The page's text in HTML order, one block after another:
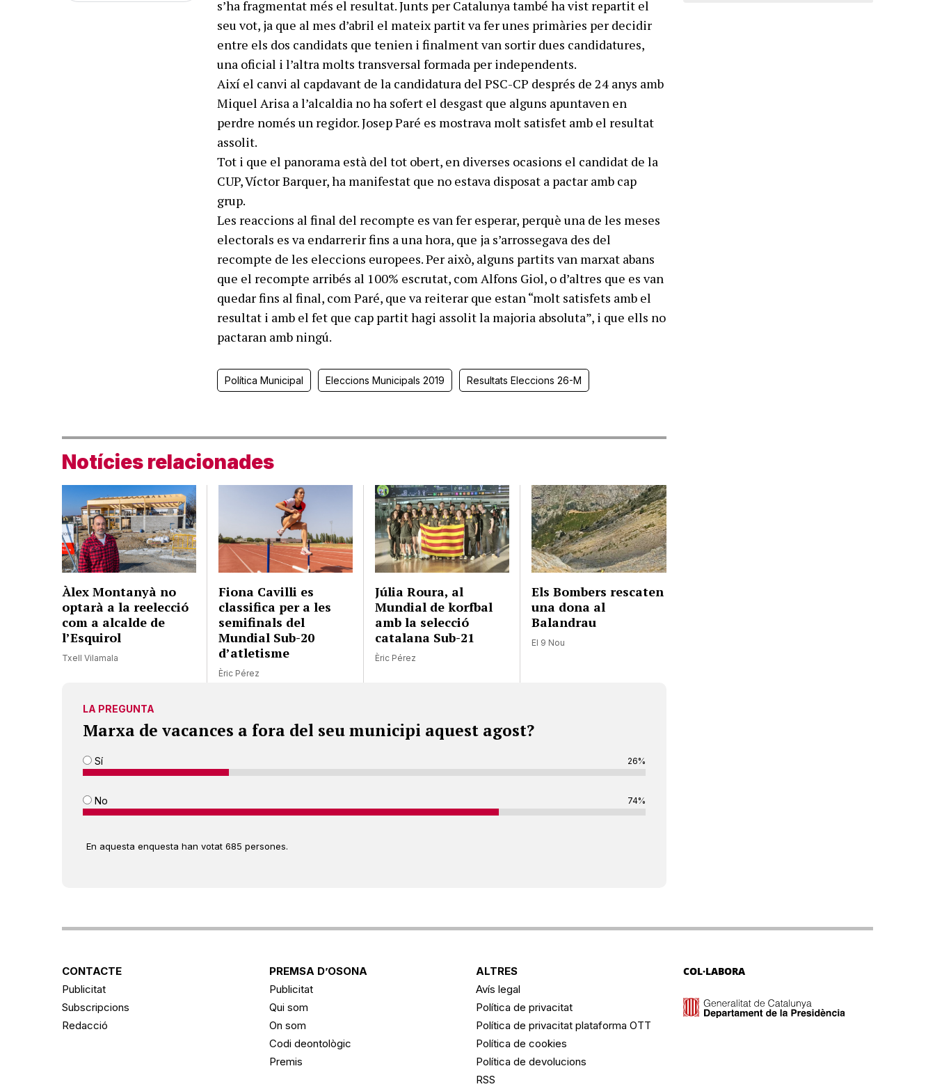
s’ha fragmentat més el resultat. Junts per Catalunya també ha vist repartit el
seu vot, ja que al mes d’abril el mateix partit va fer unes primàries per decidir
entre els dos candidats que tenien i finalment van sortir dues candidatures,
una oficial i l’altra molts transversal formada per independents.
Així el canvi al capdavant de la candidatura del PSC-CP després de 24 anys amb
Miquel Arisa a l’alcaldia no ha sofert el desgast que alguns apuntaven en
perdre només un regidor. Josep Paré es mostrava molt satisfet amb el resultat
assolit.
Tot i que el panorama està del tot obert, en diverses ocasions el candidat de la
CUP, Víctor Barquer, ha manifestat que no estava disposat a pactar amb cap
grup.
Les reaccions al final del recompte es van fer esperar, perquè una de les meses
electorals es va endarrerir fins a una hora, que ja s’arrossegava des del
recompte de les eleccions europees. Per això, alguns partits van marxat abans
que el recompte arribés al 100% escrutat, com Alfons Giol, o d’altres que es van
quedar fins al final, com Paré, que va reiterar que estan “molt satisfets amb el
resultat i amb el fet que cap partit hagi assolit la majoria absoluta”, i que ells no
pactaran amb ningú.
Política Municipal Eleccions Municipals 2019 Resultats Eleccions 26-M
Notícies relacionades
Àlex Montanyà no
optarà a la reelecció
com a alcalde de
l’Esquirol
Txell Vilamala
Fiona Cavilli es
classifica per a les
semifinals del
Mundial Sub-20
d’atletisme
Èric Pérez
Júlia Roura, al
Mundial de korfbal
amb la selecció
catalana Sub-21
Èric Pérez
Els Bombers rescaten
una dona al
Balandrau
El 9 Nou
LA PREGUNTA
Marxa de vacances a fora del seu municipi aquest agost?
Sí 26%
No 74%
En aquesta enquesta han votat 685 persones.
CONTACTE
Publicitat
Subscripcions
Redacció
PREMSA D’OSONA
Publicitat
Qui som
On som
Codi deontològic
Premis
ALTRES
Avís legal
Política de privacitat
Política de privacitat plataforma OTT
Política de cookies
Política de devolucions
RSS
COL·LABORA